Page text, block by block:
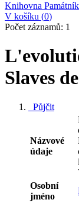
Knihovna
V košíku (0)
Počet záznamů: 1
Slaves
Půjčit
Názvové
údaje
Osobní
jméno